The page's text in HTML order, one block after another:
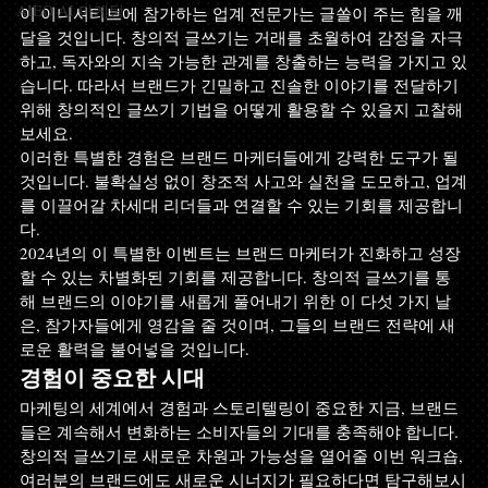
AIEO AI 마케팅
이 이니셔티브에 참가하는 업계 전문가는 글쏠이 주는 힘을 깨
달을 것입니다. 창의적 글쓰기는 거래를 초월하여 감정을 자극
하고, 독자와의 지속 가능한 관계를 창출하는 능력을 가지고 있
습니다. 따라서 브랜드가 긴밀하고 진솔한 이야기를 전달하기
위해 창의적인 글쓰기 기법을 어떻게 활용할 수 있을지 고찰해
보세요.
이러한 특별한 경험은 브랜드 마케터들에게 강력한 도구가 될
것입니다. 불확실성 없이 창조적 사고와 실천을 도모하고, 업계
를 이끌어갈 차세대 리더들과 연결할 수 있는 기회를 제공합니
다.
2024년의 이 특별한 이벤트는 브랜드 마케터가 진화하고 성장
할 수 있는 차별화된 기회를 제공합니다. 창의적 글쓰기를 통
해 브랜드의 이야기를 새롭게 풀어내기 위한 이 다섯 가지 날
은, 참가자들에게 영감을 줄 것이며, 그들의 브랜드 전략에 새
로운 활력을 불어넣을 것입니다.
경험이 중요한 시대
마케팅의 세계에서 경험과 스토리텔링이 중요한 지금, 브랜드
들은 계속해서 변화하는 소비자들의 기대를 충족해야 합니다.
창의적 글쓰기로 새로운 차원과 가능성을 열어줄 이번 워크숍,
여러분의 브랜드에도 새로운 시너지가 필요하다면 탐구해보시